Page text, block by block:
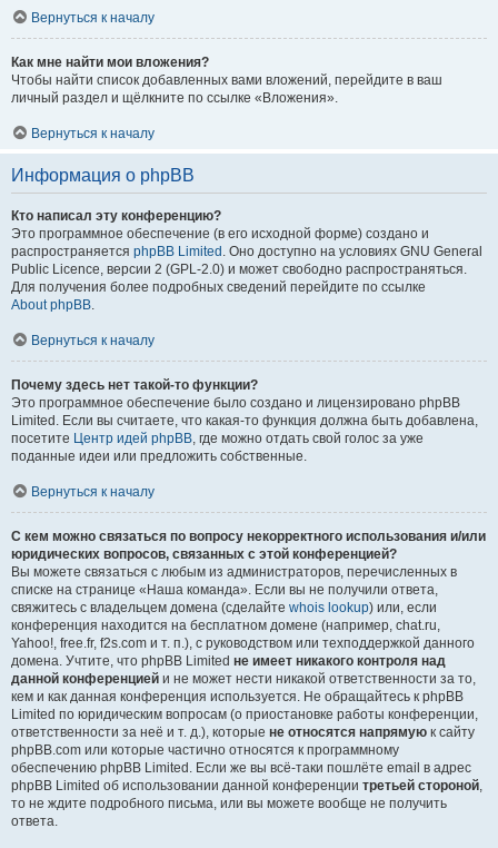
Вернуться к началу
Как мне найти мои вложения?
Чтобы найти список добавленных вами вложений, перейдите в ваш
личный раздел и щёлкните по ссылке «Вложения».
Вернуться к началу
Информация о phpBB
Кто написал эту конференцию?
Это программное обеспечение (в его исходной форме) создано и
распространяется phpBB Limited . Оно доступно на условиях GNU General
Public Licence, версии 2 (GPL-2.0) и может свободно распространяться.
Для получения более подробных сведений перейдите по ссылке
About phpBB.
Вернуться к началу
Почему здесь нет такой-то функции?
Это программное обеспечение было создано и лицензировано phpBB
Limited. Если вы считаете, что какая-то функция должна быть добавлена,
посетите Центр идей phpBB, где можно отдать свой голос за уже
поданные идеи или предложить собственные.
Вернуться к началу
С кем можно связаться по вопросу некорректного использования и/или
юридических вопросов, связанных с этой конференцией?
Вы можете связаться с любым из администраторов, перечисленных в
списке на странице «Наша команда». Если вы не получили ответа,
свяжитесь с владельцем домена (сделайте whois lookup) или, если
конференция находится на бесплатном домене (например, chat.ru,
Yahoo!, free.fr, f2s.com и т. п.), с руководством или техподдержкой данного
домена. Учтите, что phpBB Limited не имеет никакого контроля над
данной конференцией и не может нести никакой ответственности за то,
кем и как данная конференция используется. Не обращайтесь к phpBB
Limited по юридическим вопросам (о приостановке работы конференции,
ответственности за неё и т. д.), которые не относятся напрямую к сайту
phpBB.com или которые частично относятся к программному
обеспечению phpBB Limited. Если же вы всё-таки пошлёте email в адрес
phpBB Limited об использовании данной конференции третьей стороной,
то не ждите подробного письма, или вы можете вообще не получить
ответа.